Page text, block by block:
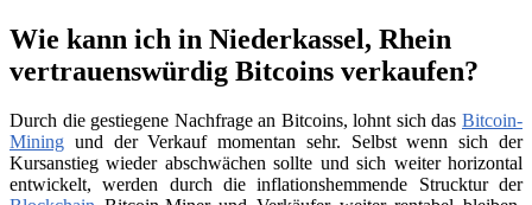
Wie kann ich in Niederkassel, Rhein
vertrauenswürdig Bitcoins verkaufen?
Durch die gestiegene Nachfrage an Bitcoins, lohnt sich das Bitcoin-
Mining und der Verkauf momentan sehr. Selbst wenn sich der
Kursanstieg wieder abschwächen sollte und sich weiter horizontal
entwickelt, werden durch die inflationshemmende Strucktur der